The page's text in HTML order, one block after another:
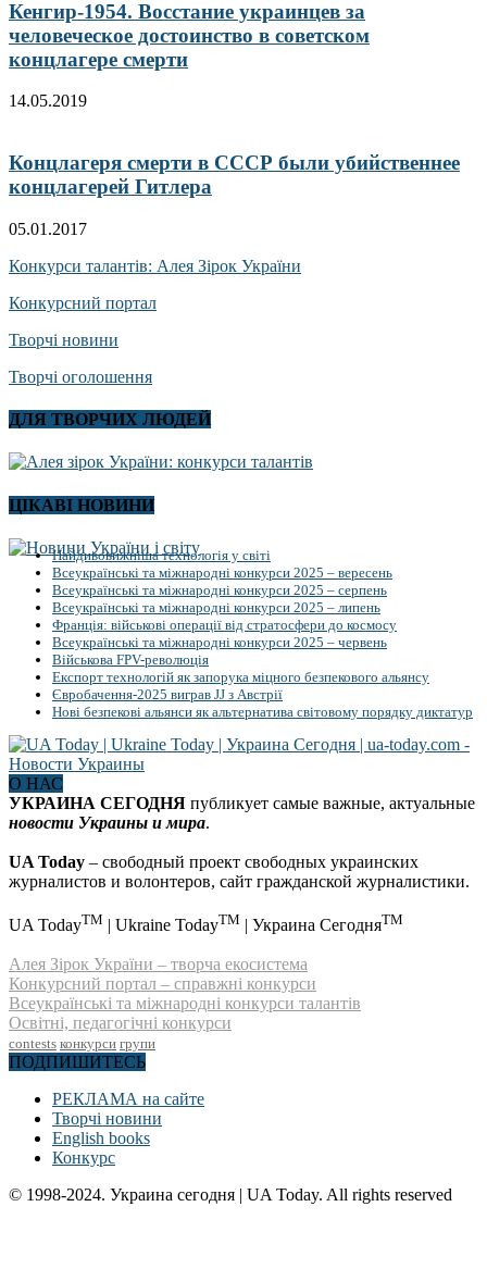
Кенгир-1954. Восстание украинцев за
человеческое достоинство в советском
концлагере смерти
14.05.2019
Концлагеря смерти в СССР были убийственнее
концлагерей Гитлера
05.01.2017
Конкурси талантів: Алея Зірок України
Конкурсний портал
Творчі новини
Творчі оголошення
ДЛЯ ТВОРЧИХ ЛЮДЕЙ
ЦІКАВІ НОВИНИ
Найдивовижніша технологія у світі
Всеукраїнські та міжнародні конкурси 2025 – вересень
Всеукраїнські та міжнародні конкурси 2025 – серпень
Всеукраїнські та міжнародні конкурси 2025 – липень
Франція: військові операції від стратосфери до космосу
Всеукраїнські та міжнародні конкурси 2025 – червень
Військова FPV-революція
Експорт технологій як запорука міцного безпекового альянсу
Євробачення-2025 виграв JJ з Австрії
Нові безпекові альянси як альтернатива світовому порядку диктатур
О НАС
УКРАИНА СЕГОДНЯ публикует самые важные, актуальные
новости Украины и мира.
UA Today – свободный проект свободных украинских
журналистов и волонтеров, сайт гражданской журналистики.
UA TodayTM | Ukraine TodayTM | Украина СегодняTM
Алея Зірок України – творча екосистема
Конкурсний портал – справжні конкурси
Всеукраїнські та міжнародні конкурси талантів
Освітні, педагогічні конкурси
contests конкурси групи
ПОДПИШИТЕСЬ
РЕКЛАМА на сайте
Творчі новини
English books
Конкурс
© 1998-2024. Украина сегодня | UA Today. All rights reserved